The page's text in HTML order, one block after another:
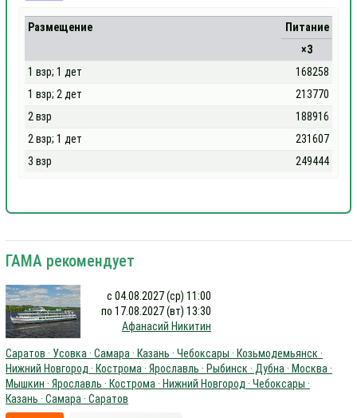
Размещение
Питание
×3
1 взр; 1 дет
168258
1 взр; 2 дет
213770
2 взр
188916
2 взр; 1 дет
231607
3 взр
249444
ГАМА рекомендует
с 04.08.2027 (ср) 11:00
по 17.08.2027 (вт) 13:30
Афанасий Никитин
Саратов · Усовка · Самара · Казань · Чебоксары · Козьмодемьянск ·
Нижний Новгород · Кострома · Ярославль · Рыбинск · Дубна · Москва ·
Мышкин · Ярославль · Кострома · Нижний Новгород · Чебоксары ·
Казань · Самара · Саратов